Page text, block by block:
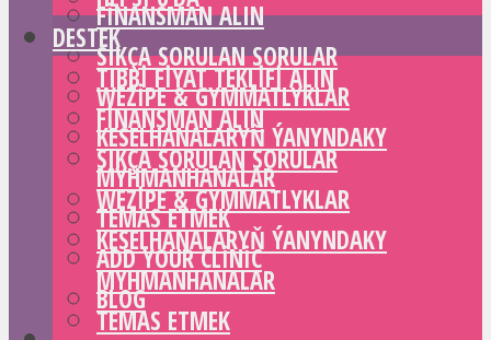
FINANSMAN ALIN
SIKÇA SORULAN SORULAR
WEZIPE & GYMMATLYKLAR
KESELHANALARYŇ ÝANYNDAKY
MYHMANHANALAR
TEMAS ETMEK
ADD YOUR CLINIC
BLOG
DESTEK
TIBBI FIYAT TEKLIFI ALIN
FINANSMAN ALIN
SIKÇA SORULAN SORULAR
WEZIPE & GYMMATLYKLAR
KESELHANALARYŇ ÝANYNDAKY
MYHMANHANALAR
TEMAS ETMEK